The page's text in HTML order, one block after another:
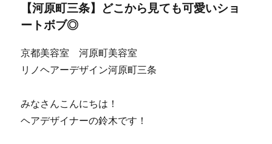
【河原町三条】どこから見ても可愛いショ
ートボブ◎
京都美容室 河原町美容室
リノヘアーデザイン河原町三条
みなさんこんにちは！
ヘアデザイナーの鈴木です！